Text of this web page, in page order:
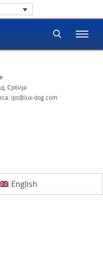
Србија
ips@lux-dog.com
English